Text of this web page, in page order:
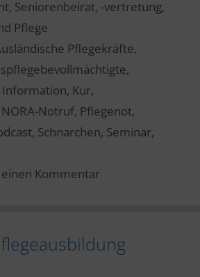
, Seniorenbeirat, -vertretung,
Pflege
Pflegekräfte,
,
Information, Kur,
NORA-Notruf, Pflegenot,
, Schnarchen, Seminar,
einen Kommentar